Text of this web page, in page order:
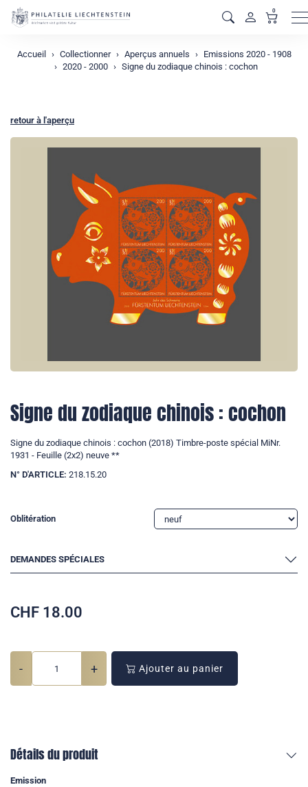
0
Accueil Collectionner Aperçus annuels
Emissions 2020 - 1908
2020 - 2000
Signe du zodiaque chinois : cochon
retour à l'aperçu
Signe du zodiaque chinois : cochon
Signe du zodiaque chinois : cochon (2018) Timbre-poste spécial MiNr.
1931 - Feuille (2x2) neuve **
N° D'ARTICLE: 218.15.20
Oblitération
DEMANDES SPÉCIALES
CHF 18.00
- + Ajouter au panier
Détails du produit
Emission